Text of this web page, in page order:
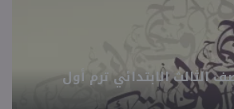
فنجان قهوة
الثالث الابتدائي ترم أول